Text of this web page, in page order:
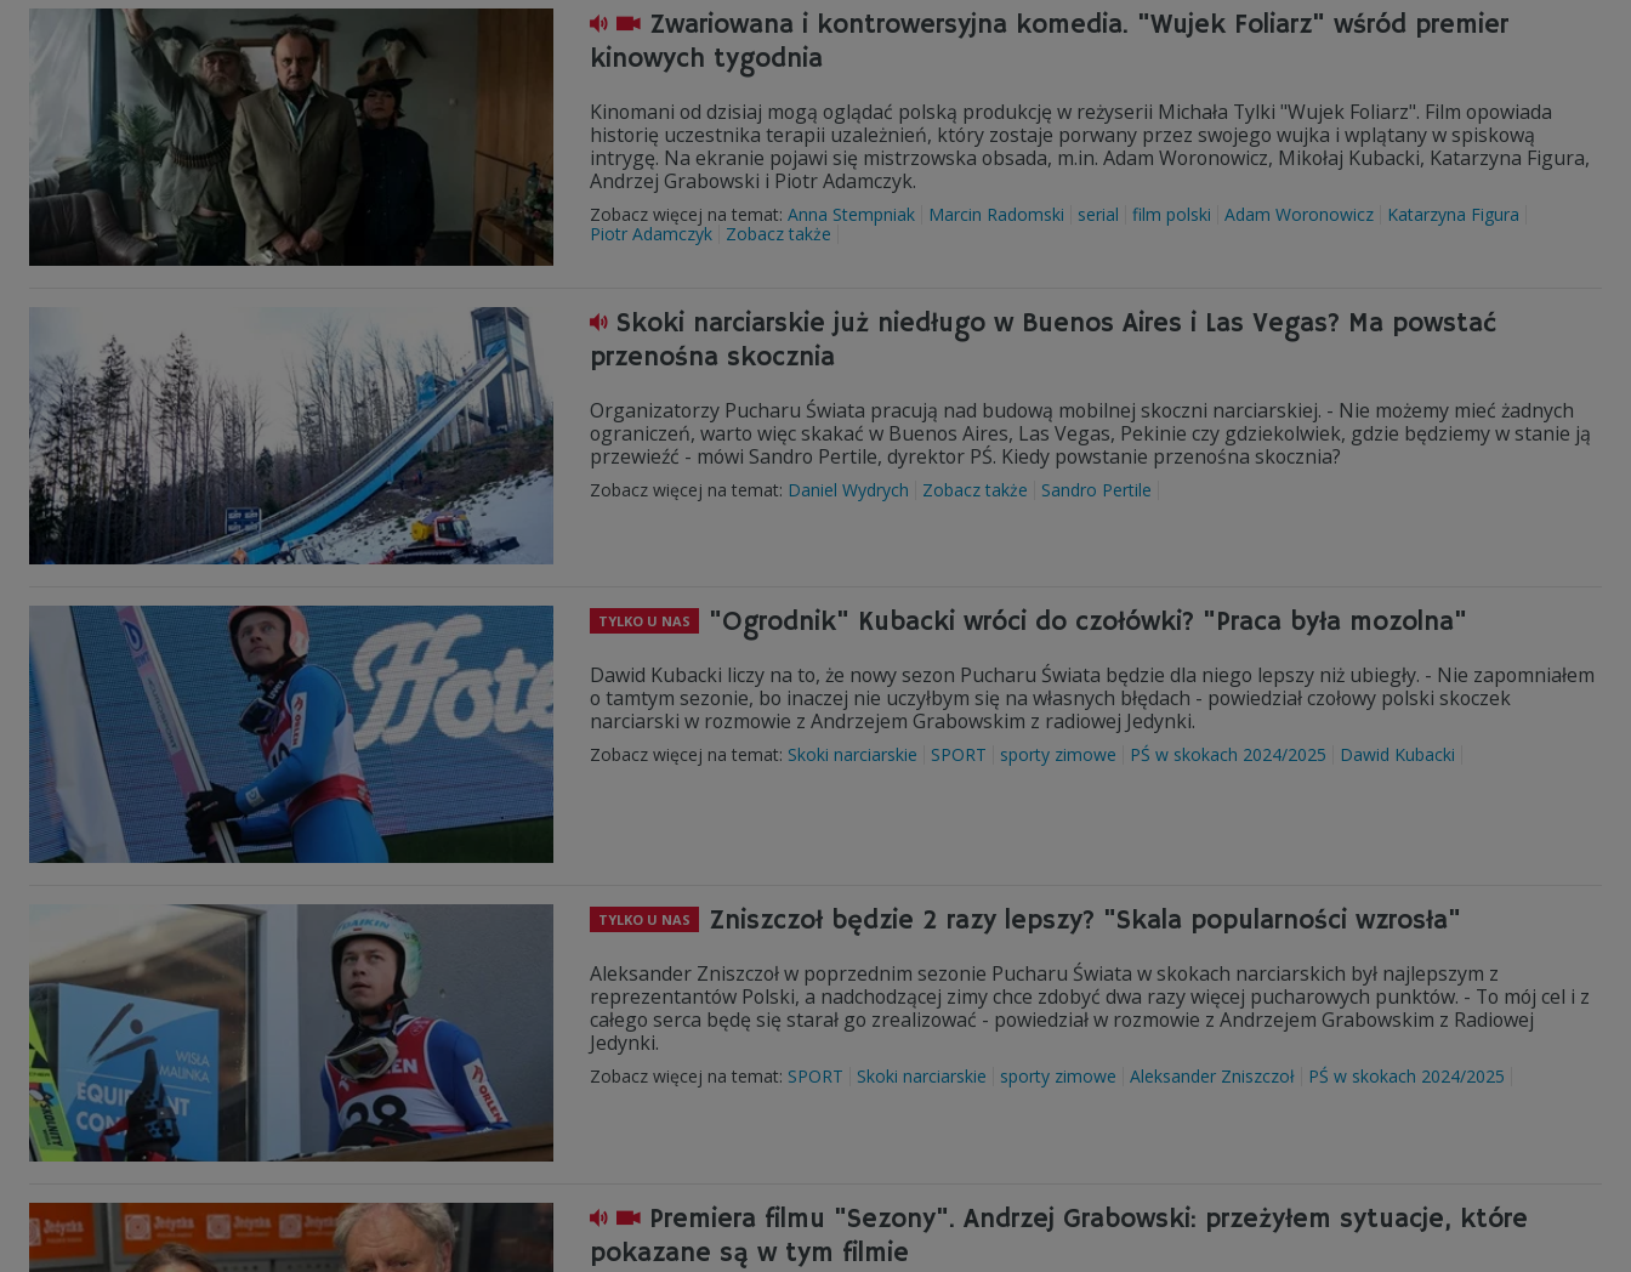
Zwariowana i kontrowersyjna komedia. "Wujek Foliarz" wśród premier
kinowych tygodnia
Kinomani od dzisiaj mogą oglądać polską produkcję w reżyserii Michała Tylki "Wujek Foliarz". Film opowiada
historię uczestnika terapii uzależnień, który zostaje porwany przez swojego wujka i wplątany w spiskową
intrygę. Na ekranie pojawi się mistrzowska obsada, m.in. Adam Woronowicz, Mikołaj Kubacki, Katarzyna Figura,
Andrzej Grabowski i Piotr Adamczyk.
Zobacz więcej na temat: Anna Stempniak Marcin Radomski serial film polski Adam Woronowicz
Katarzyna Figura
Piotr Adamczyk
Zobacz także
Skoki narciarskie już niedługo w Buenos Aires i Las Vegas? Ma powstać
przenośna skocznia
Organizatorzy Pucharu Świata pracują nad budową mobilnej skoczni narciarskiej. - Nie możemy mieć żadnych
ograniczeń, warto więc skakać w Buenos Aires, Las Vegas, Pekinie czy gdziekolwiek, gdzie będziemy w stanie ją
przewieźć - mówi Sandro Pertile, dyrektor PŚ. Kiedy powstanie przenośna skocznia?
Zobacz więcej na temat: Daniel Wydrych Zobacz także Sandro Pertile
TYLKO U NAS "Ogrodnik" Kubacki wróci do czołówki? "Praca była mozolna"
Dawid Kubacki liczy na to, że nowy sezon Pucharu Świata będzie dla niego lepszy niż ubiegły. - Nie zapomniałem
o tamtym sezonie, bo inaczej nie uczyłbym się na własnych błędach - powiedział czołowy polski skoczek
narciarski w rozmowie z Andrzejem Grabowskim z radiowej Jedynki.
Zobacz więcej na temat: Skoki narciarskie SPORT sporty zimowe PŚ w skokach 2024/2025 Dawid Kubacki
TYLKO U NAS Zniszczoł będzie 2 razy lepszy? "Skala popularności wzrosła"
Aleksander Zniszczoł w poprzednim sezonie Pucharu Świata w skokach narciarskich był najlepszym z
reprezentantów Polski, a nadchodzącej zimy chce zdobyć dwa razy więcej pucharowych punktów. - To mój cel i z
całego serca będę się starał go zrealizować - powiedział w rozmowie z Andrzejem Grabowskim z Radiowej
Jedynki.
Zobacz więcej na temat: SPORT Skoki narciarskie sporty zimowe Aleksander Zniszczoł PŚ w skokach 2024/2025
Premiera filmu "Sezony". Andrzej Grabowski: przeżyłem sytuacje, które
pokazane są w tym filmie